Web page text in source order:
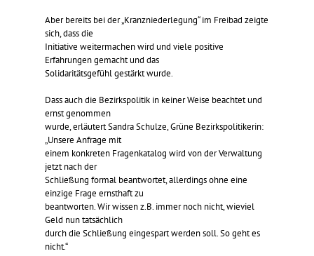
Aber bereits bei der „Kranzniederlegung“ im Freibad zeigte
sich, dass die
Initiative weitermachen wird und viele positive
Erfahrungen gemacht und das
Solidaritätsgefühl gestärkt wurde.
Dass auch die Bezirkspolitik in keiner Weise beachtet und
ernst genommen
wurde, erläutert Sandra Schulze, Grüne Bezirkspolitikerin:
„Unsere Anfrage mit
einem konkreten Fragenkatalog wird von der Verwaltung
jetzt nach der
Schließung formal beantwortet, allerdings ohne eine
einzige Frage ernsthaft zu
beantworten. Wir wissen z.B. immer noch nicht, wieviel
Geld nun tatsächlich
durch die Schließung eingespart werden soll. So geht es
nicht.“